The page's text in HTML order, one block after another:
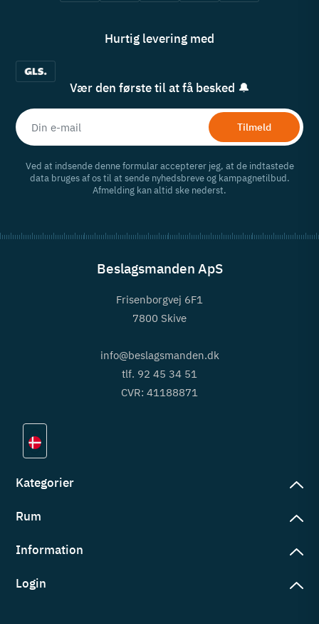
Hurtig levering med
Vær den første til at få besked 🔔
Tilmeld
Ved at indsende denne formular accepterer jeg, at de indtastede
data bruges af os til at sende nyhedsbreve og kampagnetilbud.
Afmelding kan altid ske nederst.
Beslagsmanden ApS
Frisenborgvej 6F1
7800 Skive
info@beslagsmanden.dk
tlf. 92 45 34 51
CVR: 41188871
Kategorier
Rum
Information
Login